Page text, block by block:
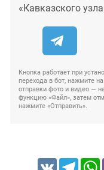
«Кавказского
Кнопка работает при
перехода в бот, нажмите
отправки фото и видео —
функцию «Файл», затем
нажмите «Отправить».
VK